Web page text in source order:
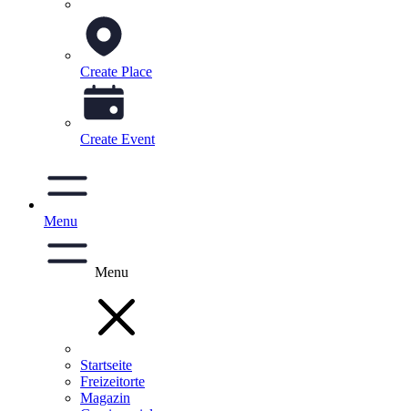
Create Place
Create Event
Menu
Menu
Startseite
Freizeitorte
Magazin